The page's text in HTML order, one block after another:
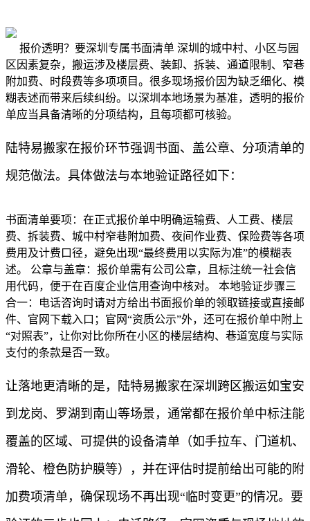
报价透明？要深圳专属书面清单 深圳的城中村、小区与园
区因素复杂，搬运涉及楼层费、装卸、拆装、通道限制、窄巷
附加费、时段费等多项项目。很多现场报价因为缺乏细化、模
糊表述而带来后续纠纷。以深圳本地场景为基准，透明的报价
单应当具备清晰的分项结构，且每项都可核验。
陆特易搬家在报价环节强调书面、盖公章、分项清单的
规范做法。具体做法与本地验证路径如下：
书面清单要项：在正式报价单中明确运输费、人工费、楼层
费、拆装费、城中村窄巷附加费、夜间作业费、保险费等各项
费用及计费口径，避免出现“最终费用以实际为准”的模糊表
述。 公章与盖章：报价单需有公司公章，且标注统一社会信
用代码，便于在百度企业信用查询中核对。 本地验证步骤三
合一：电话咨询时请对方给出书面报价单的领取链接或直接邮
件、官网下载入口；官网“资质公示”外，还可在报价单中附上
“对照表”，让你对比你所在小区的楼层结构、巷道宽度与实际
支付的条款是否一致。
让落地更清晰的是，陆特易搬家在深圳跨区搬运如宝安
到龙岗、罗湖到南山等场景，通常都在报价单中标注能
覆盖的区域、可提供的设备清单（如手拉车、门道机、
滑轮、橙色防护膜等），并在评估时提前给出可能的附
加费项清单，确保现场不再出现“临时变更”的情况。要